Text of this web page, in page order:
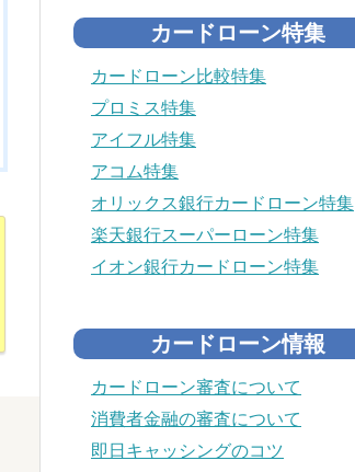
カードローン特集
カードローン比較特集
プロミス特集
アイフル特集
アコム特集
オリックス銀行カードローン特集
楽天銀行スーパーローン特集
イオン銀行カードローン特集
カードローン情報
カードローン審査について
消費者金融の審査について
即日キャッシングのコツ